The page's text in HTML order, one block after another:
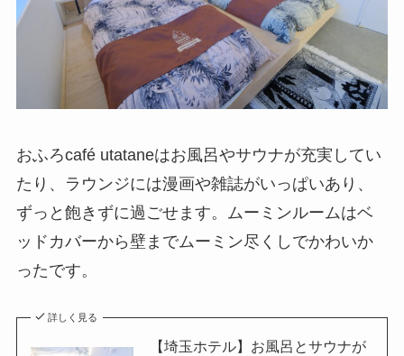
おふろcafé utataneはお風呂やサウナが充実してい
たり、ラウンジには漫画や雑誌がいっぱいあり、
ずっと飽きずに過ごせます。ムーミンルームはベ
ッドカバーから壁までムーミン尽くしでかわいか
ったです。
詳しく見る
【埼玉ホテル】お風呂とサウナが